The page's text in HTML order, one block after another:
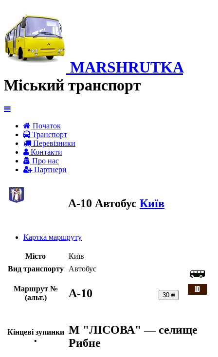
MARSHRUTKA
Міський транспорт
Початок
Транспорт
Перевiзники
Контакти
Про нас
Партнери
A-10 Автобус Київ
Картка маршруту
Місто
Київ
Вид транспорту
Автобус
Маршрут №
(альт.)
A-10 30 ₴
Кінцеві зупинки
•
М "ЛІСОВА" — селище
Рибне